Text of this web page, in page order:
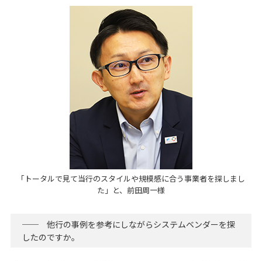
「トータルで見て当行のスタイルや規模感に合う事業者を探しまし
た」と、前田周一様
── 他行の事例を参考にしながらシステムベンダーを探
したのですか｡